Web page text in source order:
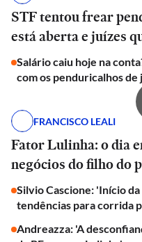
STF tentou frear
está aberta e juízes
Salário caiu hoje na
com os penduricalhos de
FRANCISCO LEALI
Fator Lulinha: o dia
negócios do filho do
Silvio Cascione: 'Início
tendências para corrida
Andreazza: 'A